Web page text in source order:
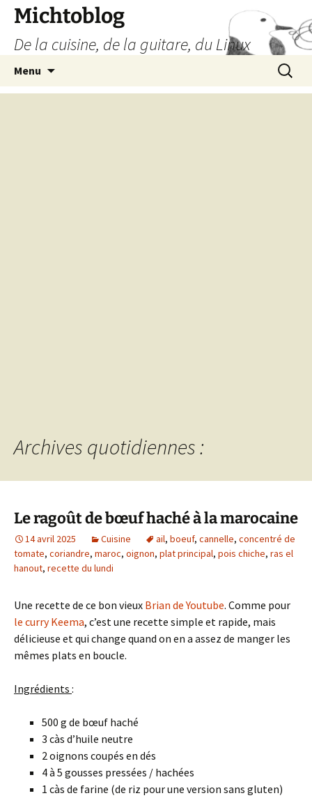
Aller
contenu
Michtoblog
De la cuisine, de la guitare, du Linux
Menu
Archives quotidiennes :
Le ragoût de bœuf haché à la marocaine
14 avril 2025 Cuisine ail, boeuf, cannelle, concentré de
tomate, coriandre, maroc, oignon, plat principal, pois chiche, ras el
hanout, recette du lundi
Une recette de ce bon vieux Brian de Youtube. Comme pour
le curry Keema, c’est une recette simple et rapide, mais
délicieuse et qui change quand on en a assez de manger les
mêmes plats en boucle.
Ingrédients :
500 g de bœuf haché
3 càs d’huile neutre
2 oignons coupés en dés
4 à 5 gousses pressées / hachées
1 càs de farine (de riz pour une version sans gluten)